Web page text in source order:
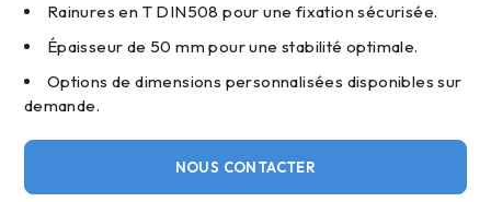
Rainures en T DIN508 pour une fixation sécurisée.
Épaisseur de 50 mm pour une stabilité optimale.
Options de dimensions personnalisées disponibles sur
demande.
NOUS CONTACTER